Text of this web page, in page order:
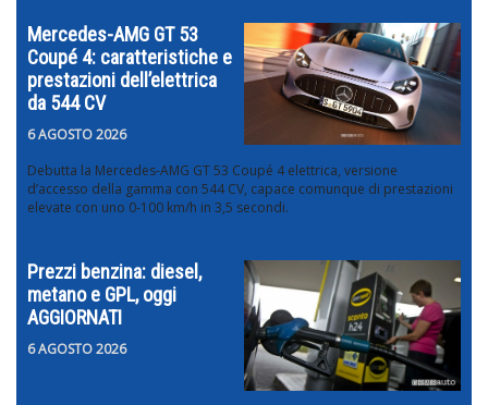
Mercedes-AMG GT 53
Coupé 4: caratteristiche e
prestazioni dell’elettrica
da 544 CV
6 AGOSTO 2026
Debutta la Mercedes-AMG GT 53 Coupé 4 elettrica, versione
d’accesso della gamma con 544 CV, capace comunque di prestazioni
elevate con uno 0-100 km/h in 3,5 secondi.
Prezzi benzina: diesel,
metano e GPL, oggi
AGGIORNATI
6 AGOSTO 2026